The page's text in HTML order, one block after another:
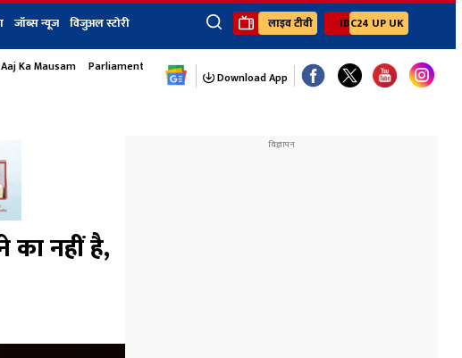
जॉब्स न्यूज विजुअल स्टोरी
×
जॉब्स न्यूज Youtube Channels
Ibc24 Jankarwan
लाइव टीवी IBC24 UP UK
Aaj Ka Mausam Parliament Monsoon Session
Download App
का नहीं है,